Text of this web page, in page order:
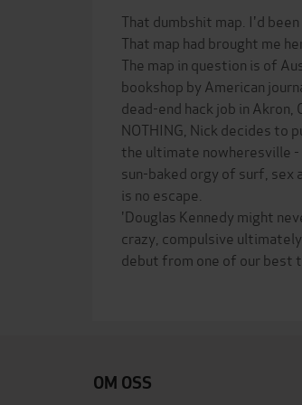
That dumbshit map. I'd
That map had brought me
The map in question is of
bookshop by American
dead-end hack job in
NOTHING, Nick decides to
the ultimate nowheresville -
sun-baked orgy of surf, sex
is no escape.
'Douglas Kennedy might
crazy, compulsive
debut from one of our best
OM OSS